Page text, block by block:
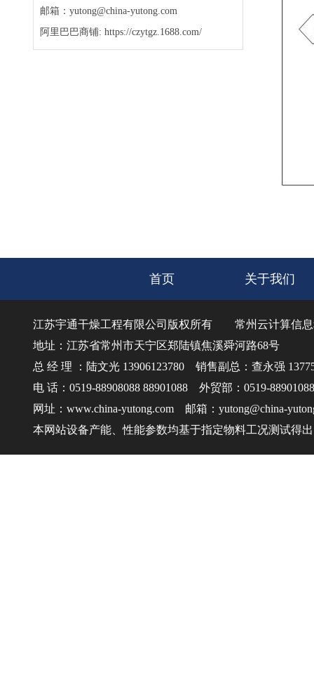
邮箱：yutong@china-yutong.com
阿里巴巴商铺: https://czytgz.1688.com/
首页 关于我们
江苏宇通干燥工程有限公司版权所有 常州云计算信
地址：江苏省常州市天宁区郑陆镇焦溪舜河路68号
总 经 理 ：陆文光 13906123780 销售副总：查永强
电 话：0519-88908088 88901088 外贸部：0519-
网址：www.china-yutong.com 邮箱：yutong@china-
本网站设备产能、性能参数均基于指定物料工况测试得